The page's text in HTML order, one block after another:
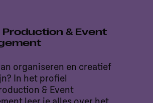
Production & Event
organiseren en creatief
In het profiel
& Event